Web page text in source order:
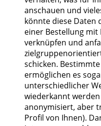
anschauen und
könnte diese Daten
einer Bestellung mit
verknüpfen und
schicken.
ermöglichen es
unterschiedlicher
wiederkannt
anonymisiert, aber
Profil von Ihnen).